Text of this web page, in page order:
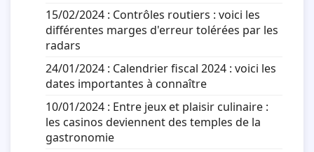
15/02/2024 : Contrôles routiers : voici les
différentes marges d'erreur tolérées par les
radars
24/01/2024 : Calendrier fiscal 2024 : voici les
dates importantes à connaître
10/01/2024 : Entre jeux et plaisir culinaire :
les casinos deviennent des temples de la
gastronomie